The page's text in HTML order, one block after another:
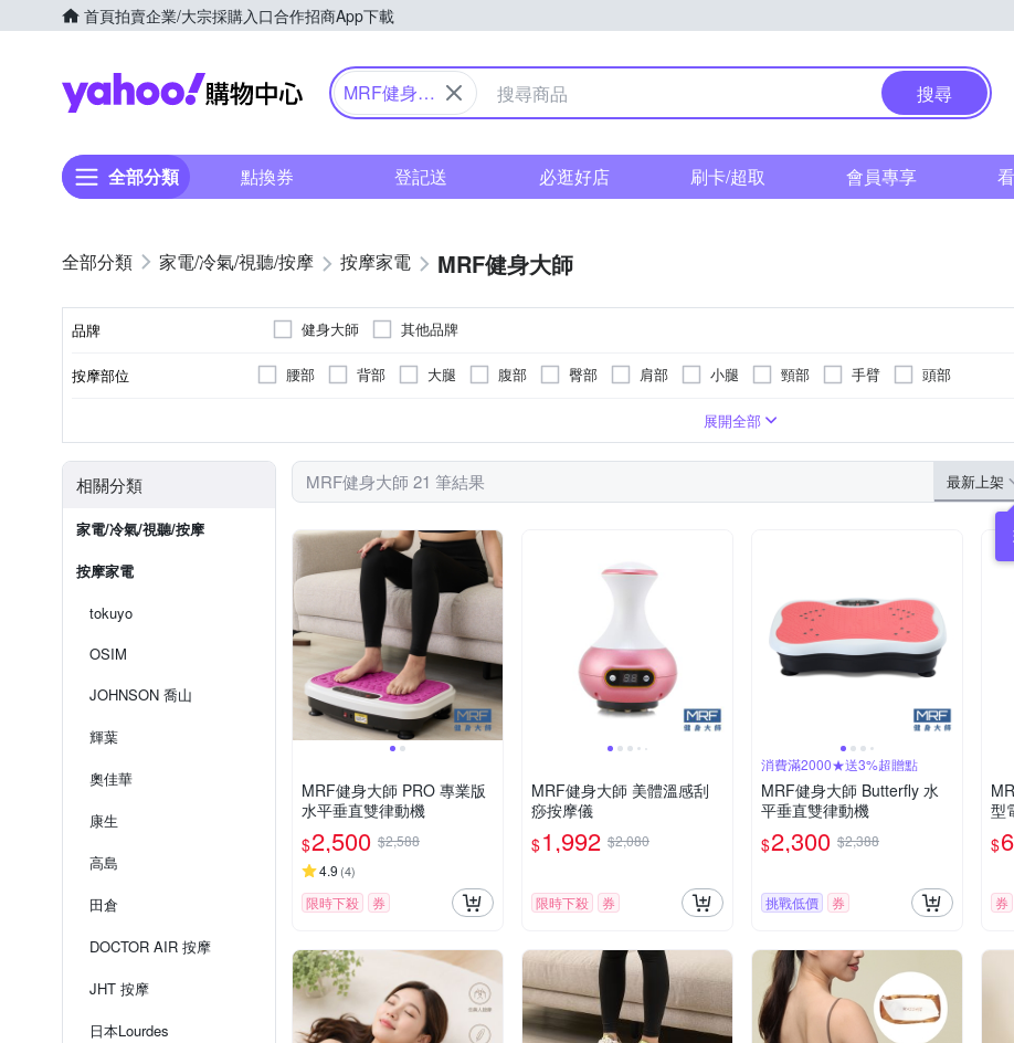
首頁拍賣企業/大宗採購入口合作招商App下載
Yahoo購物中心
MRF健身大
搜尋
全部分類 點換券 登記送 必逛好店 刷卡/超取 會員專享
家電/冷氣/視聽/按摩 按摩家電 MRF健身大師
品牌 健身大師 其他品牌
按摩部位 腰部 背部 大腿 腹部 臀部 肩部 小腿 頸部 手臂 頭部
指壓式
展開全部
相關分類
家電/冷氣/視聽/按摩
按摩家電
tokuyo
OSIM
JOHNSON 喬山
輝葉
奧佳華
康生
高島
田倉
DOCTOR AIR 按摩
JHT 按摩
日本Lourdes
MRF健身大師 21 筆結果 最新上架
MRF健身大師 PRO 專業版
⽔平垂直雙律動機
$2,500 $2,588
4.9 (4)
限時下殺 券
MRF健身大師 美體溫感刮
痧按摩儀
$1,992 $2,080
限時下殺 券
消費滿2000★送3%超贈點
MRF健身大師 Butterfly ⽔
平垂直雙律動機
$2,300 $2,388
挑戰低價 券
型
$
券